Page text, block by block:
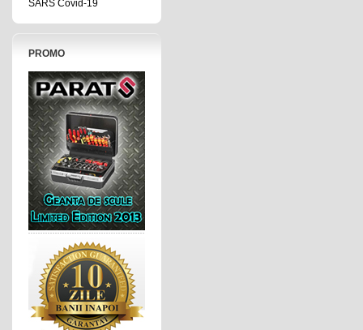
SARS Covid-19
PROMO